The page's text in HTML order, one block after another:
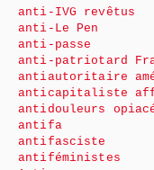
anti-IVG revêtus
anti-Le Pen
anti-passe
anti-patriotard
antiautoritaire
anticapitaliste
antidouleurs
antifa
antifasciste
antiféministes